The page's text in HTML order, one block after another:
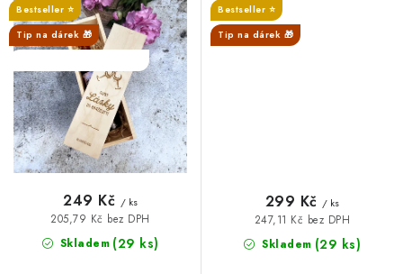
Bestseller ⭐️
Tip na dárek 🎁
Skladem (29 ks)
205,79 Kč bez DPH
249 Kč / ks
Bestseller ⭐️
Tip na dárek 🎁
Skladem (29 ks)
247,11 Kč bez DPH
299 Kč / ks